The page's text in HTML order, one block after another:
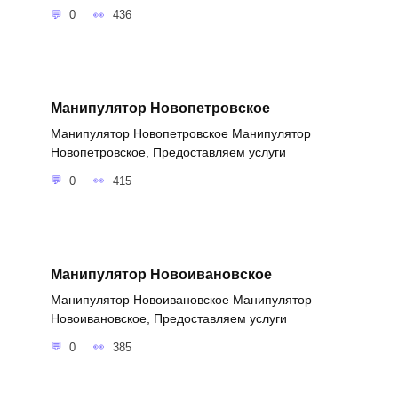
0 436
Манипулятор Новопетровское
Манипулятор Новопетровское Манипулятор
Новопетровское, Предоставляем услуги
0 415
Манипулятор Новоивановское
Манипулятор Новоивановское Манипулятор
Новоивановское, Предоставляем услуги
0 385